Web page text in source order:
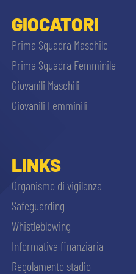
GIOCATORI
Prima Squadra Maschile
Prima Squadra Femminile
Giovanili Maschili
Giovanili Femminili
LINKS
Organismo di vigilanza
Safeguarding
Whistleblowing
Informativa finanziaria
Regolamento stadio